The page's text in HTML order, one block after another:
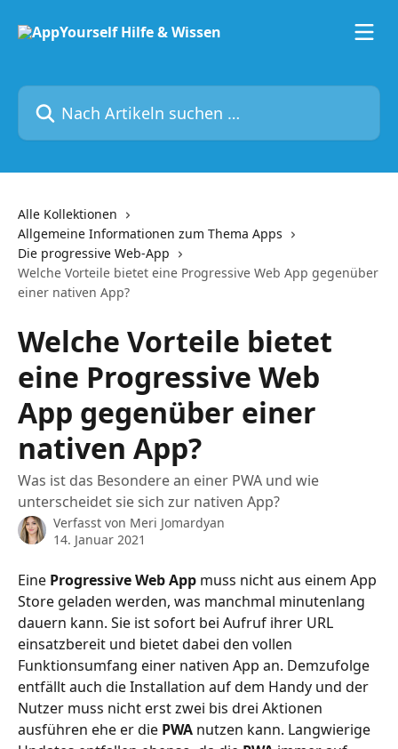
Nach Artikeln suchen …
Alle Kollektionen
Allgemeine Informationen zum Thema Apps
Die progressive Web-App
Welche Vorteile bietet eine Progressive Web App gegenüber
einer nativen App?
Welche Vorteile bietet
eine Progressive Web
App gegenüber einer
nativen App?
Was ist das Besondere an einer PWA und wie
unterscheidet sie sich zur nativen App?
Verfasst von Meri Jomardyan
14. Januar 2021
Eine Progressive Web App muss nicht aus einem App
Store geladen werden, was manchmal minutenlang
dauern kann. Sie ist sofort bei Aufruf ihrer URL
einsatzbereit und bietet dabei den vollen
Funktionsumfang einer nativen App an. Demzufolge
entfällt auch die Installation auf dem Handy und der
Nutzer muss nicht erst zwei bis drei Aktionen
ausführen ehe er die PWA nutzen kann. Langwierige